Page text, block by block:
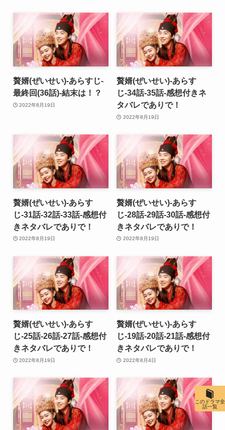
贅婿(ぜいせい)-あらすじ-
最終回(36話)-結末は！？
2022年8月19日
贅婿(ぜいせい)-あらす
じ-34話-35話-感想付きネ
タバレでありで！
2022年8月19日
贅婿(ぜいせい)-あらす
じ-31話-32話-33話-感想付
きネタバレでありで！
2022年8月19日
贅婿(ぜいせい)-あらす
じ-28話-29話-30話-感想付
きネタバレでありで！
2022年8月19日
贅婿(ぜいせい)-あらす
じ-25話-26話-27話-感想付
きネタバレでありで！
2022年8月19日
贅婿(ぜいせい)-あらす
じ-19話-20話-21話-感想付
きネタバレでありで！
2022年8月4日
このドラマ全
話一覧